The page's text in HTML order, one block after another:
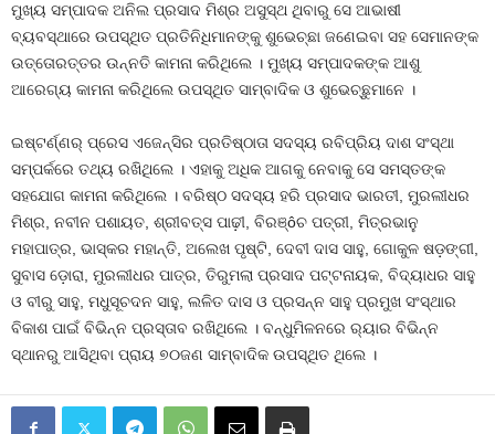
ମୁଖ୍ୟ ସମ୍ପାଦକ ଅନିଲ ପ୍ରସାଦ ମିଶ୍ର ଅସୁସ୍ଥ ଥିବାରୁ ସେ ଆଭାଷୀ
ବ୍ୟବସ୍ଥାରେ ଉପସ୍ଥିତ ପ୍ରତିନିଧିମାନଙ୍କୁ ଶୁଭେଚ୍ଛା ଜଣେଇବା ସହ ସେମାନଙ୍କ
ଉତ୍ତୋରତ୍ତର ଉନ୍ନତି କାମନା କରିଥିଲେ । ମୁଖ୍ୟ ସମ୍ପାଦକଙ୍କ ଆଶୁ
ଆରେଗ୍ୟ କାମନା କରିଥିଲେ ଉପସ୍ଥିତ ସାମ୍ବାଦିକ ଓ ଶୁଭେଚ୍ଛୁମାନେ ।
ଇଷ୍ଟର୍ଣ୍ଣର୍ ପ୍ରେସ ଏଜେନ୍ସିର ପ୍ରତିଷ୍ଠାତା ସଦସ୍ୟ ରବିପ୍ରିୟ ଦାଶ ସଂସ୍ଥା
ସମ୍ପର୍କରେ ତଥ୍ୟ ରଖିଥିଲେ । ଏହାକୁ ଅଧିକ ଆଗକୁ ନେବାକୁ ସେ ସମସ୍ତଙ୍କ
ସହଯୋଗ କାମନା କରିଥିଲେ । ବରିଷ୍ଠ ସଦସ୍ୟ ହରି ପ୍ରସାଦ ଭାରତୀ, ମୁରଲୀଧର
ମିଶ୍ର, ନବୀନ ପଶାୟତ, ଶ୍ରୀବତ୍ସ ପାଢ଼ୀ, ବିରଞ୍ôଚ ପତ୍ରୀ, ମିତ୍ରଭାନୁ
ମହାପାତ୍ର, ଭାସ୍କର ମହାନ୍ତି, ଅଲେଖ ପୃଷ୍ଟି, ଦେବୀ ଦାସ ସାହୁ, ଗୋକୁଳ ଷଡ଼ଙ୍ଗୀ,
ସୁବାସ ଡ଼ୋରା, ମୁରଲୀଧର ପାତ୍ର, ତିରୁମଲା ପ୍ରସାଦ ପଟ୍ଟନାୟକ, ବିଦ୍ୟାଧର ସାହୁ
ଓ ବୀରୁ ସାହୁ, ମଧୁସୂଚଦନ ସାହୁ, ଲଳିତ ଦାସ ଓ ପ୍ରସନ୍ନ ସାହୁ ପ୍ରମୁଖ ସଂସ୍ଥାର
ବିକାଶ ପାଇଁ ବିଭିନ୍ନ ପ୍ରସ୍ତାବ ରଖିଥିଲେ । ବନ୍ଧୁମିଳନରେ ର‌୍ୟାର ବିଭିନ୍ନ
ସ୍ଥାନରୁ ଆସିଥିବା ପ୍ରାୟ ୭୦ଜଣ ସାମ୍ବାଦିକ ଉପସ୍ଥିତ ଥିଲେ ।